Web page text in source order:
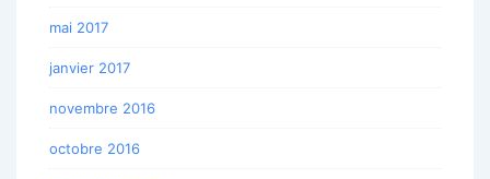
mai 2017
janvier 2017
novembre 2016
octobre 2016